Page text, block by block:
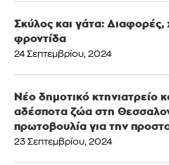
Σκύλος και γάτα: Διαφορές,
φροντίδα
24 Σεπτεμβρίου, 2024
Νέο δημοτικό κτηνιατρείο
αδέσποτα ζώα στη
πρωτοβουλία για την
23 Σεπτεμβρίου, 2024